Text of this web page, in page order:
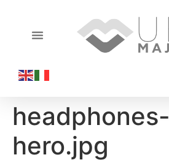
headphones-
hero.jpg